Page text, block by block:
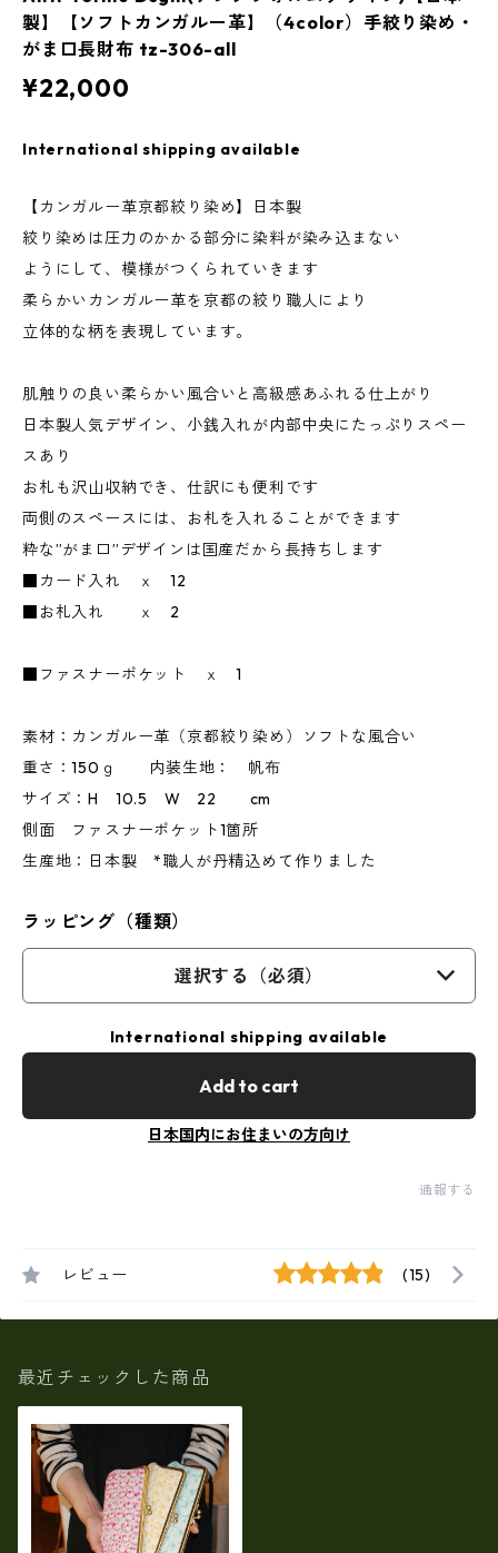
製】【ソフトカンガルー革】（4color）手絞り染め・
がま口長財布 tz-306-all
¥22,000
International shipping available
【カンガルー革京都絞り染め】日本製
絞り染めは圧力のかかる部分に染料が染み込まない
ようにして、模様がつくられていきます
柔らかいカンガルー革を京都の絞り職人により
立体的な柄を表現しています。
肌触りの良い柔らかい風合いと高級感あふれる仕上がり
日本製人気デザイン、小銭入れが内部中央にたっぷりスペー
スあり
お札も沢山収納でき、仕訳にも便利です
両側のスペースには、お札を入れることができます
粋な”がま口”デザインは国産だから長持ちします
■カード入れ ｘ 12
■お札入れ ｘ 2
■ファスナーポケット ｘ 1
素材：カンガルー革（京都絞り染め）ソフトな風合い
重さ：150ｇ 内装生地： 帆布
サイズ：H 10.5 W 22 cm
側面 ファスナーポケット1箇所
生産地：日本製 *職人が丹精込めて作りました
ラッピング（種類）
選択する（必須）
International shipping available
Add to cart
日本国内にお住まいの方向け
通報する
レビュー (15)
最近チェックした商品